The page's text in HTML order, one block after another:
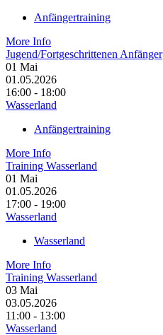
Anfängertraining
More Info
Jugend/Fortgeschrittenen Anfänger
01 Mai
01.05.2026
16:00 - 18:00
Wasserland
Anfängertraining
More Info
Training Wasserland
01 Mai
01.05.2026
17:00 - 19:00
Wasserland
Wasserland
More Info
Training Wasserland
03 Mai
03.05.2026
11:00 - 13:00
Wasserland